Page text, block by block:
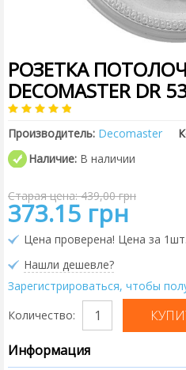
РОЗЕТКА
DECOMASTER DR
Производитель: Decomaster
Наличие: В наличии
Старая цена: 439,00 грн
373.15 грн
Цена проверена! Цена за
Нашли дешевле?
Зарегистрироваться, чтобы
Количество:
Информация